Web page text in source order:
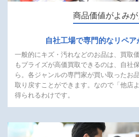
商品価値がよみが
自社工場で専門的なリペア
一般的にキズ・汚れなどのお品は、買取
もプライズが高価買取できるのは、自社
ら。各ジャンルの専門家が買い取ったお
取り戻すことができます。なので「他店
得られるわけです。